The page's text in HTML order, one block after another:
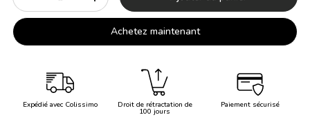
Achetez maintenant
Expédié avec Colissimo Droit de rétractation de
100 jours
Paiement sécurisé